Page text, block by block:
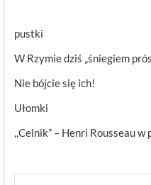
pustki
W Rzymie dziś „śniegiem
Nie bójcie się ich!
Ułomki
,,Celnik” – Henri Rousseau